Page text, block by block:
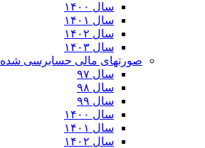
سال ۱۴۰۰
سال ۱۴۰۱
سال ۱۴۰۲
سال ۱۴۰۳
صورتهای مالی حسابرسی شده
سال ۹۷
سال ۹۸
سال ۹۹
سال ۱۴۰۰
سال ۱۴۰۱
سال ۱۴۰۲